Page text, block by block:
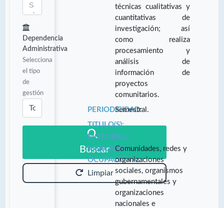
Dependencia
Administrativa
Selecciona
el tipo
de
gestión
Buscar
Limpiar
técnicas cualitativas y
cuantitativas de
investigación; así
como realiza
procesamiento y
análisis de
información de
proyectos
comunitarios.
PERIODICIDAD:
Semestral.
TITULO(S):
MOTOR(ES):
MERCADO
OCUPACIONAL:
Comunidades, redes y
organizaciones
sociales, organismos
gubernamentales y
organizaciones
nacionales e